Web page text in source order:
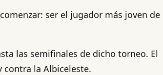
ser el jugador más joven de
las semifinales de dicho torneo. El
contra la Albiceleste.